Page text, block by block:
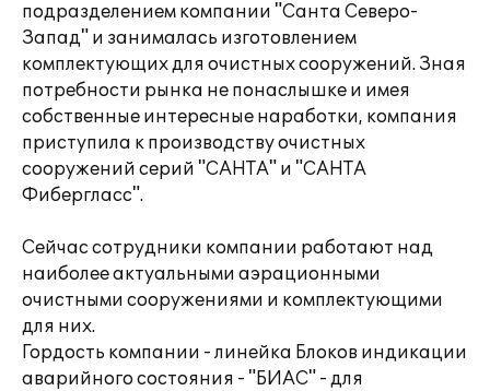
подразделением компании "Cанта Северо-
Запад" и занималась изготовлением
комплектующих для очистных сооружений. Зная
потребности рынка не понаслышке и имея
собственные интересные наработки, компания
приступила к производству очистных
сооружений серий "САНТА" и "САНТА
Фибергласс".
Сейчас сотрудники компании работают над
наиболее актуальными аэрационными
очистными сооружениями и комплектующими
для них.
Гордость компании - линейка Блоков индикации
аварийного состояния - "БИАС" - для